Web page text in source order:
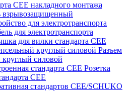
CEE накладного монтажа
взрывозащищенный
для электротранспорта
для электротранспорта
для вилки стандарта CEE
Разъем
силовой
Розетка
CEE
стандартов CEE/SCHUKO